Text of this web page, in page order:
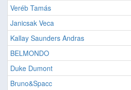
Veréb Tamás
Janicsak Veca
Kallay Saunders Andras
BELMONDO
Duke Dumont
Bruno&Spacc